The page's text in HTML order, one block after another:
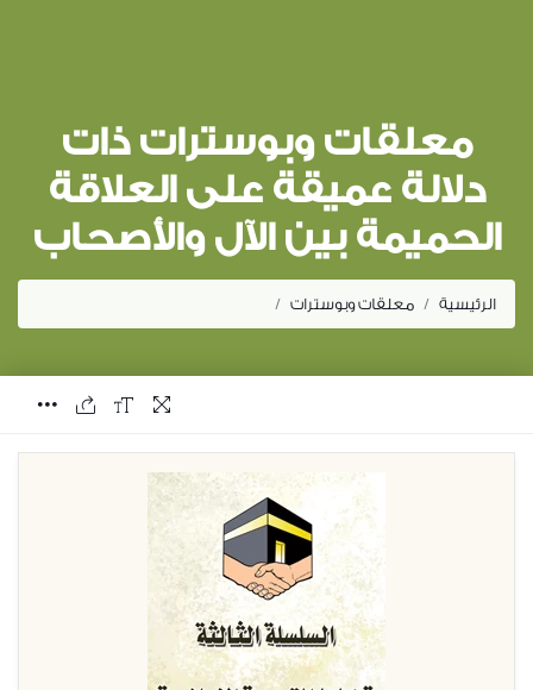
معلقات وبوسترات ذات
دلالة عميقة على العلاقة
الحميمة بين الآل والأصحاب
الرئيسية معلقات وبوسترات